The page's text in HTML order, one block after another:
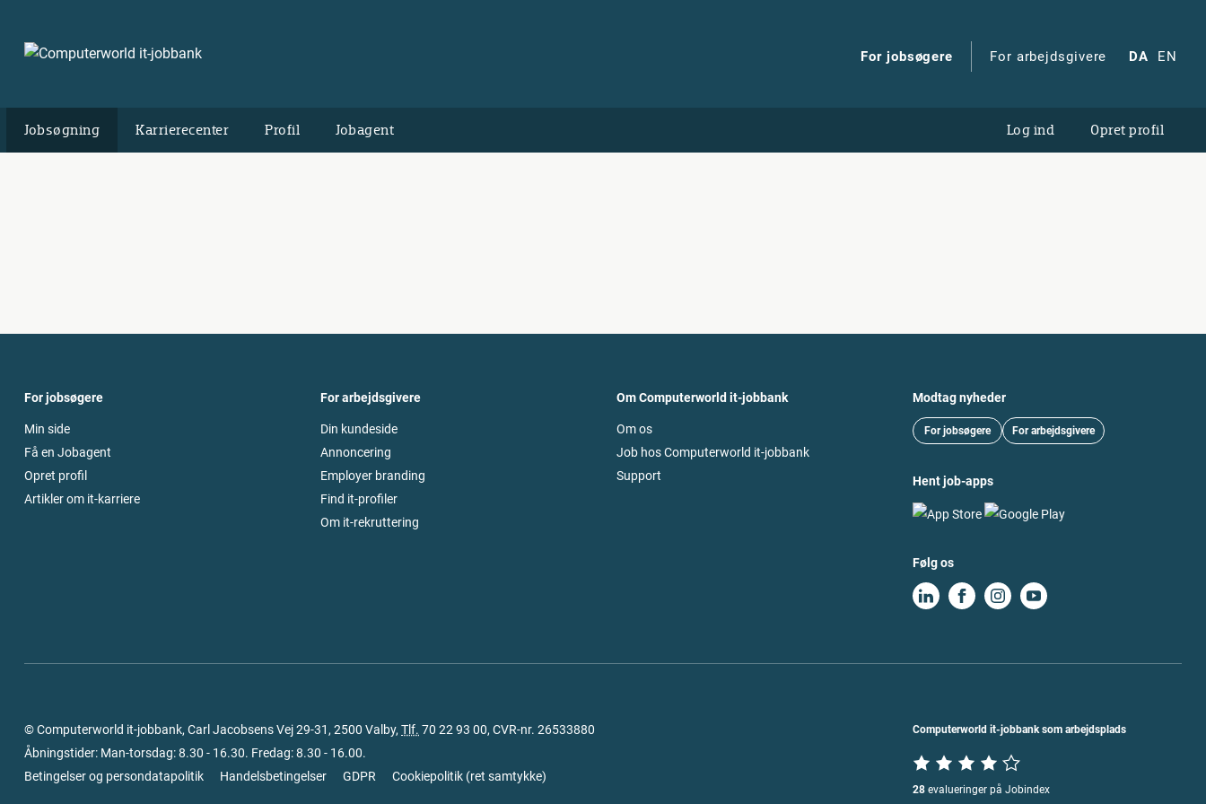
For jobsøgere For arbejdsgivere DA EN
Jobsøgning Karrierecenter Profil Jobagent Log ind Opret profil
For jobsøgere
Min side
Få en Jobagent
Opret profil
Artikler om it-karriere
For arbejdsgivere
Din kundeside
Annoncering
Employer branding
Find it-profiler
Om it-rekruttering
Om Computerworld it-jobbank
Om os
Job hos Computerworld it-jobbank
Support
Modtag nyheder
For jobsøgere For arbejdsgivere
Hent job-apps
Følg os
© Computerworld it-jobbank, Carl Jacobsens Vej 29-31, 2500 Valby, Tlf. 70 22 93 00, CVR-nr. 26533880
Åbningstider: Man-torsdag: 8.30 - 16.30. Fredag: 8.30 - 16.00.
Betingelser og persondatapolitik
Handelsbetingelser GDPR Cookiepolitik (ret samtykke)
Computerworld it-jobbank som arbejdsplads
28 evalueringer på Jobindex